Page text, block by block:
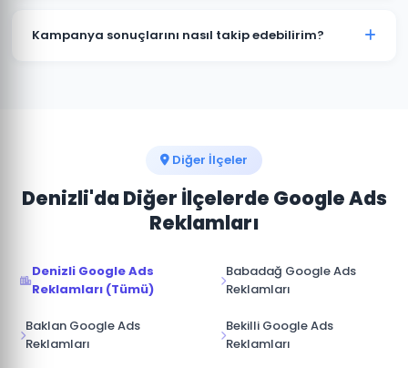
artırmaktadır.
%15-20'si arasında değişmektedir. Acıpayam için
Kampanya sonuçlarını nasıl takip edebilirim?
Diğer İlçeler
Denizli'da Diğer İlçelerde Google Ads
Reklamları
Denizli Google Ads
Reklamları (Tümü)
Babadağ Google Ads
Reklamları
Baklan Google Ads
Reklamları
Bekilli Google Ads
Reklamları